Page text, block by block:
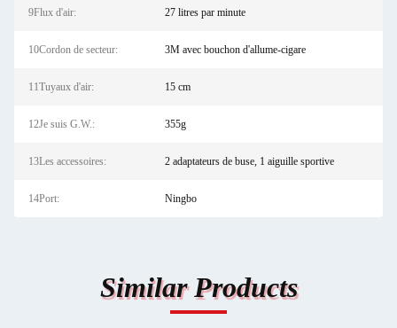
9Flux d'air: 27 litres par minute
10Cordon de secteur: 3M avec bouchon d'allume-cigare
11Tuyaux d'air: 15 cm
12Je suis G.W.: 355g
13Les accessoires: 2 adaptateurs de buse, 1 aiguille sportive
14Port: Ningbo
Similar Products